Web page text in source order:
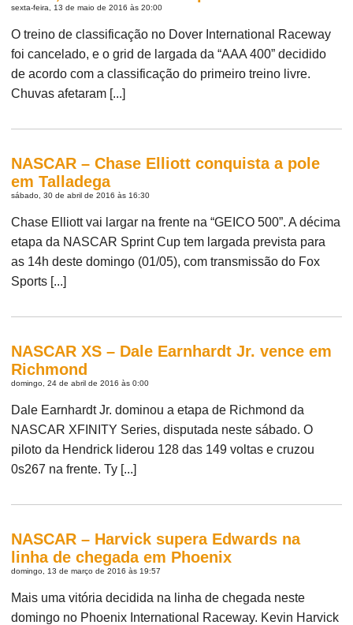
sexta-feira, 13 de maio de 2016 às 20:00
O treino de classificação no Dover International Raceway
foi cancelado, e o grid de largada da “AAA 400” decidido
de acordo com a classificação do primeiro treino livre.
Chuvas afetaram [...]
NASCAR – Chase Elliott conquista a pole
em Talladega
sábado, 30 de abril de 2016 às 16:30
Chase Elliott vai largar na frente na “GEICO 500”. A décima
etapa da NASCAR Sprint Cup tem largada prevista para
as 14h deste domingo (01/05), com transmissão do Fox
Sports [...]
NASCAR XS – Dale Earnhardt Jr. vence em
Richmond
domingo, 24 de abril de 2016 às 0:00
Dale Earnhardt Jr. dominou a etapa de Richmond da
NASCAR XFINITY Series, disputada neste sábado. O
piloto da Hendrick liderou 128 das 149 voltas e cruzou
0s267 na frente. Ty [...]
NASCAR – Harvick supera Edwards na
linha de chegada em Phoenix
domingo, 13 de março de 2016 às 19:57
Mais uma vitória decidida na linha de chegada neste
domingo no Phoenix International Raceway. Kevin Harvick